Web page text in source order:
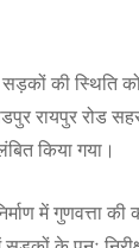
सड़कों की स्थिति
रायपुर रोड
किया गया।
में गुणवत्ता की